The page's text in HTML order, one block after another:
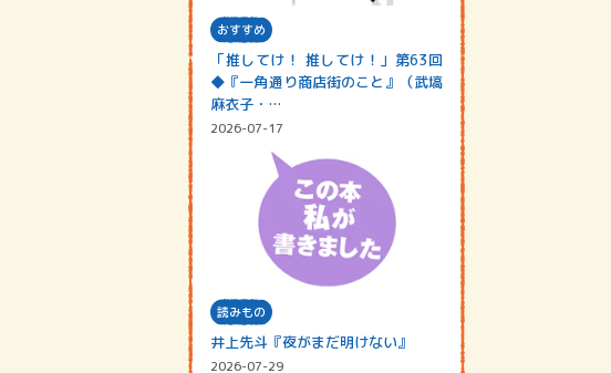
おすすめ
「推してけ！ 推してけ！」第63回
◆『一角通り商店街のこと』（武塙
麻衣子・…
2026-07-17
読みもの
井上先斗『夜がまだ明けない』
2026-07-29